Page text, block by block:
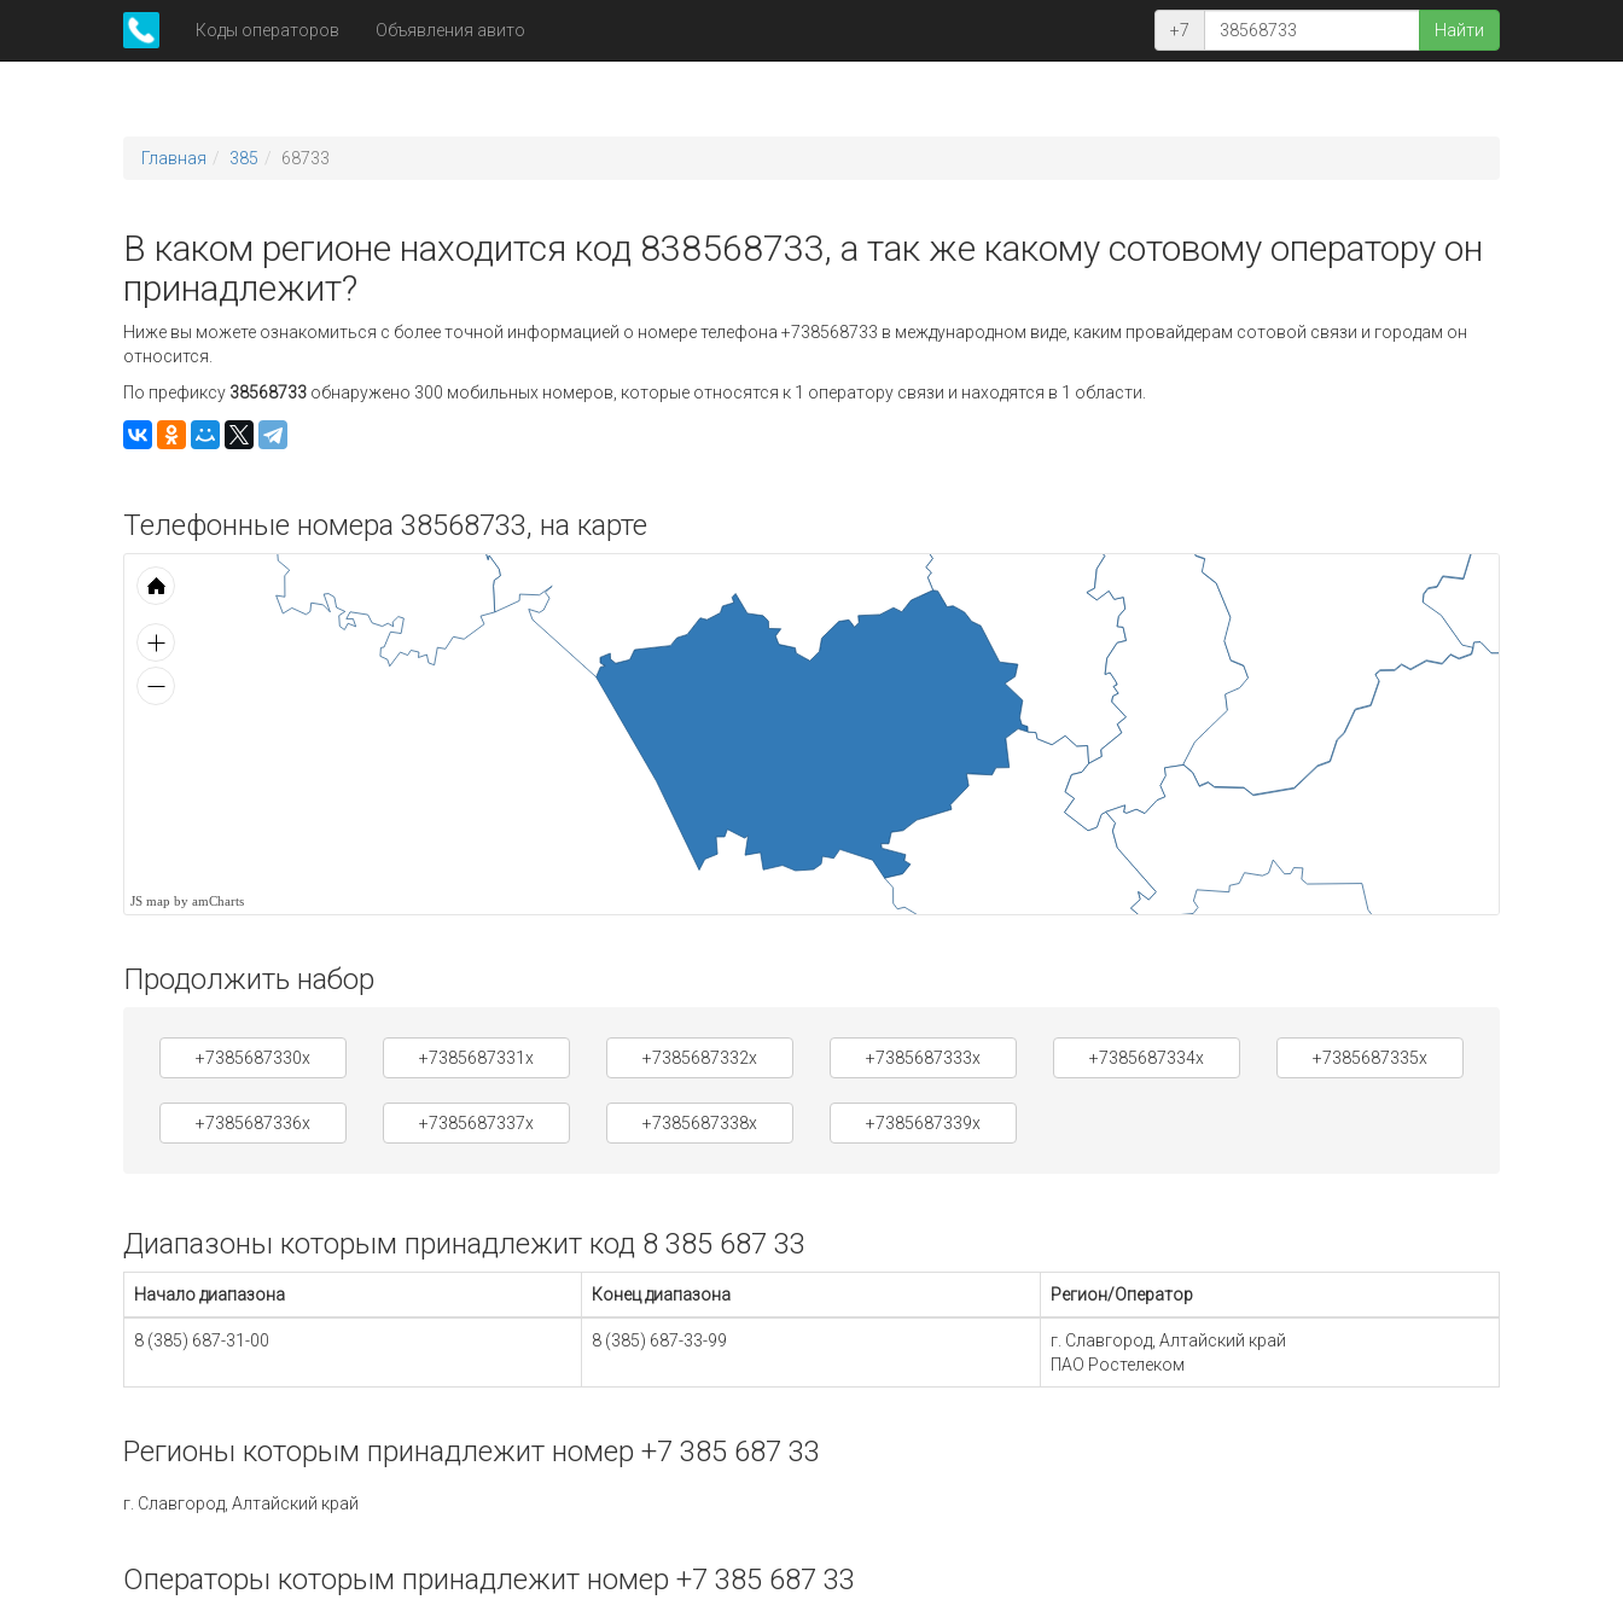
Коды операторов Объявления авито +7 Найти
Главная 385 68733
В каком регионе находится код 838568733, а так же какому сотовому оператору он
принадлежит?
Ниже вы можете ознакомиться с более точной информацией о номере телефона +738568733 в международном виде, каким провайдерам сотовой связи и городам он
относится.
По префиксу 38568733 обнаружено 300 мобильных номеров, которые относятся к 1 оператору связи и находятся в 1 области.
Телефонные номера 38568733, на карте
JS map by amCharts
Продолжить набор
+7385687330x +7385687331x +7385687332x +7385687333x +7385687334x +7385687335x
+7385687336x +7385687337x +7385687338x +7385687339x
Диапазоны которым принадлежит код 8 385 687 33
Начало диапазона Конец диапазона Регион/Оператор
8 (385) 687-31-00 8 (385) 687-33-99
г. Славгород, Алтайский край
ПАО Ростелеком
Регионы которым принадлежит номер +7 385 687 33
г. Славгород, Алтайский край
Операторы которым принадлежит номер +7 385 687 33